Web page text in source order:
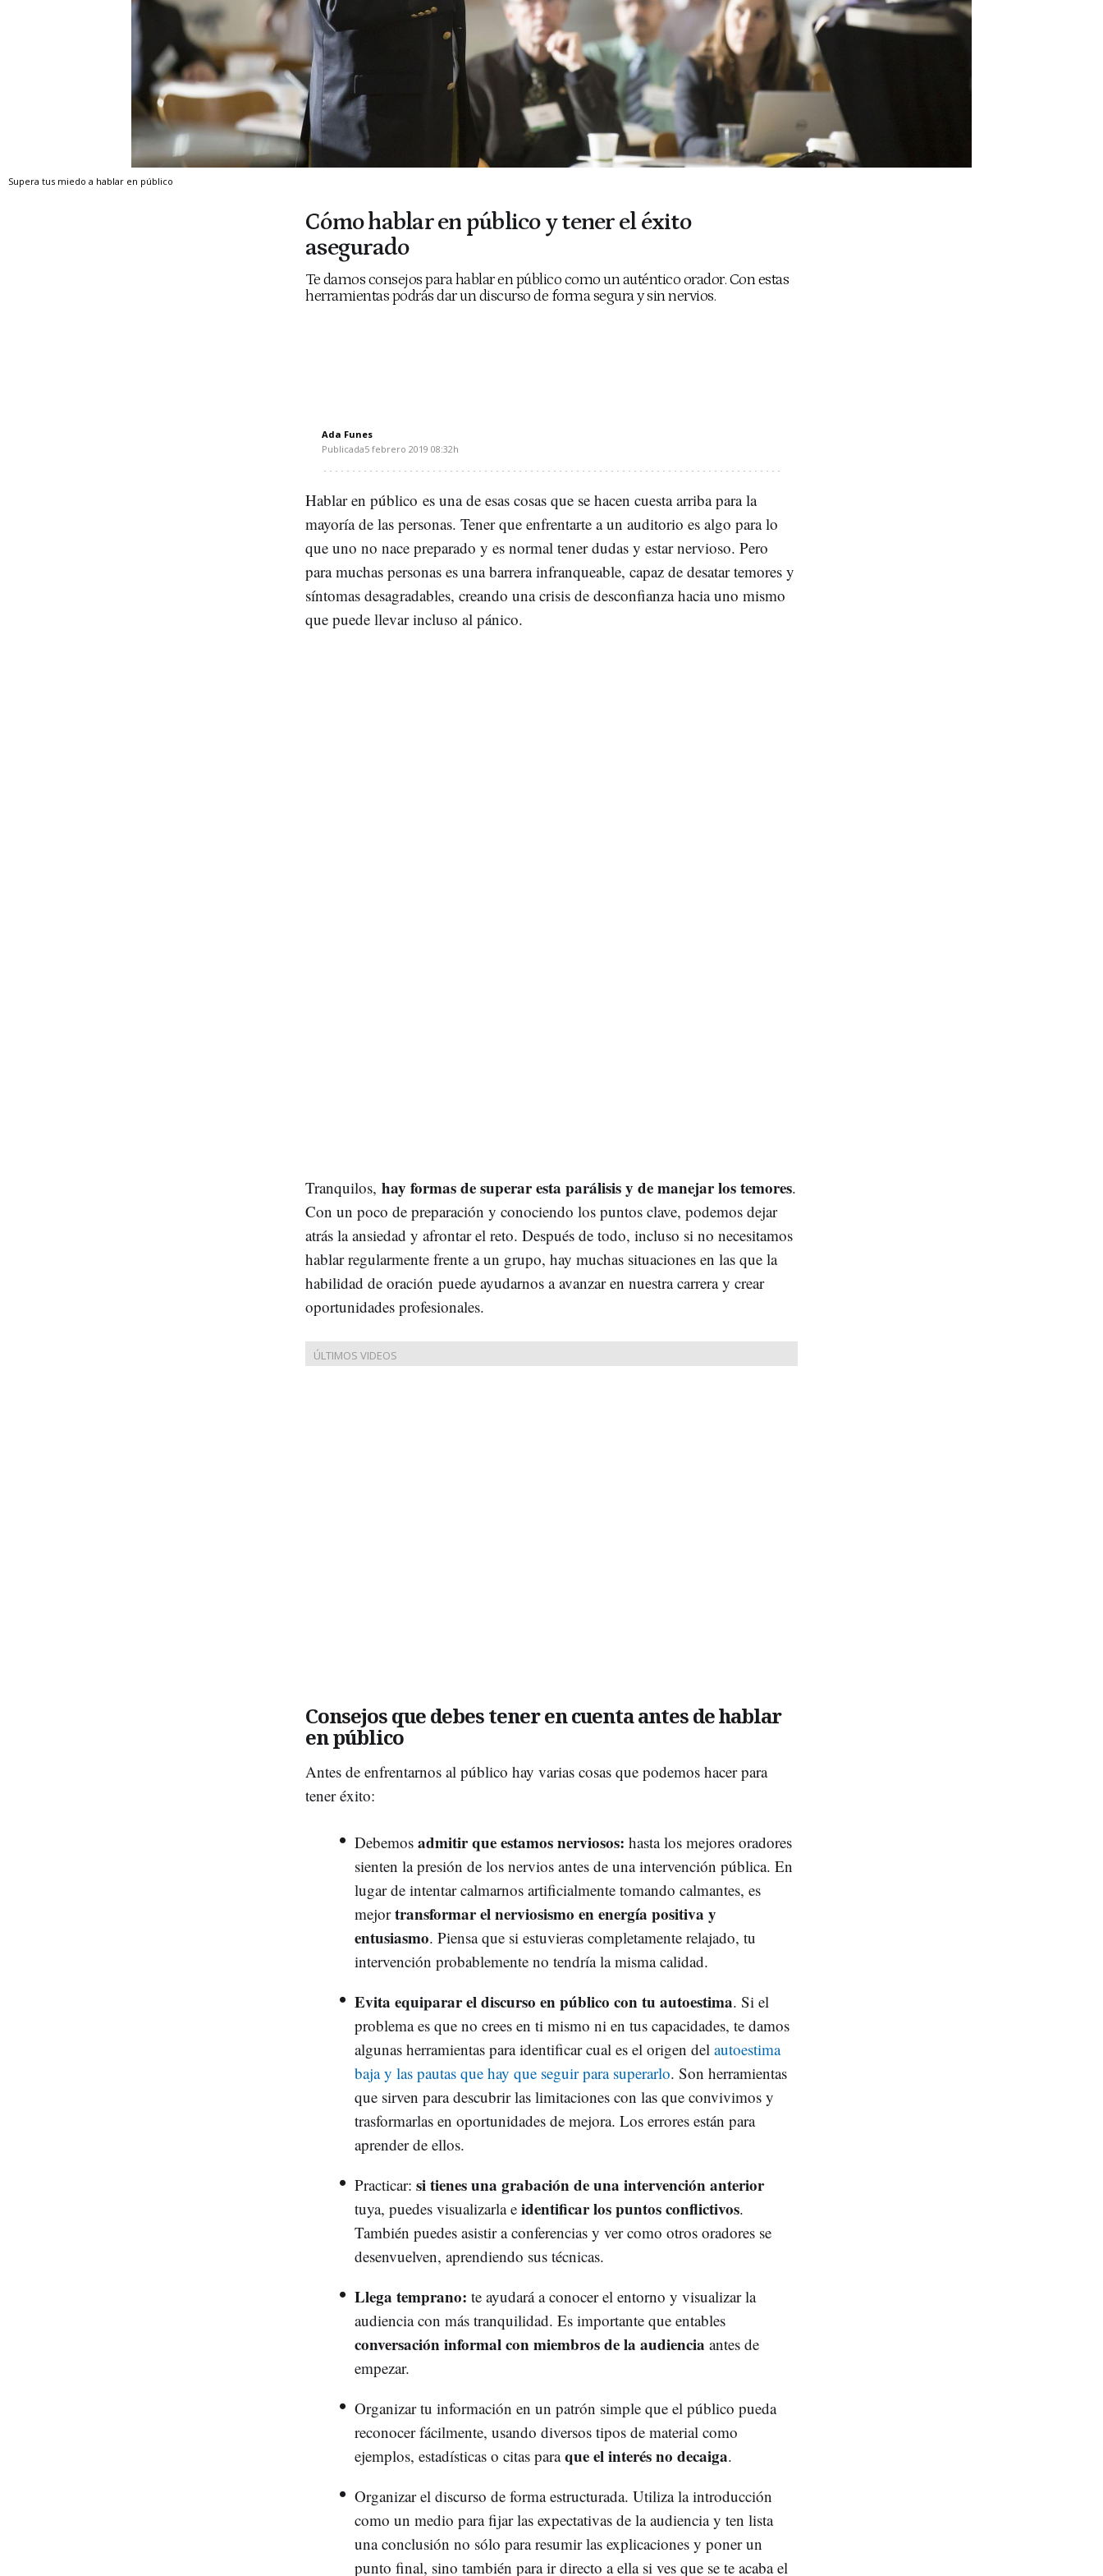
Supera tus miedo a hablar en público
Cómo hablar en público y tener el éxito
asegurado
Te damos consejos para hablar en público como un auténtico orador. Con estas
herramientas podrás dar un discurso de forma segura y sin nervios.
Ada Funes
Publicada5 febrero 2019 08:32h
Hablar en público es una de esas cosas que se hacen cuesta arriba para la
mayoría de las personas. Tener que enfrentarte a un auditorio es algo para lo
que uno no nace preparado y es normal tener dudas y estar nervioso. Pero
para muchas personas es una barrera infranqueable, capaz de desatar temores y
síntomas desagradables, creando una crisis de desconfianza hacia uno mismo
que puede llevar incluso al pánico.
Tranquilos, hay formas de superar esta parálisis y de manejar los temores.
Con un poco de preparación y conociendo los puntos clave, podemos dejar
atrás la ansiedad y afrontar el reto. Después de todo, incluso si no necesitamos
hablar regularmente frente a un grupo, hay muchas situaciones en las que la
habilidad de oración puede ayudarnos a avanzar en nuestra carrera y crear
oportunidades profesionales.
Consejos que debes tener en cuenta antes de hablar
en público
Antes de enfrentarnos al público hay varias cosas que podemos hacer para
tener éxito:
Debemos admitir que estamos nerviosos: hasta los mejores oradores
sienten la presión de los nervios antes de una intervención pública. En
lugar de intentar calmarnos artificialmente tomando calmantes, es
mejortransformar el nerviosismo en energía positiva y
entusiasmo. Piensa que si estuvieras completamente relajado, tu
intervención probablemente no tendría la misma calidad.
Evita equiparar el discurso en público con tu autoestima. Si el
problema es que no crees en ti mismo ni en tus capacidades, te damos
algunas herramientas para identificar cual es el origen del autoestima
baja y las pautas que hay que seguir para superarlo. Son herramientas
que sirven para descubrir las limitaciones con las que convivimos y
trasformarlas en oportunidades de mejora. Los errores están para
aprender de ellos.
Practicar: si tienes una grabación de una intervención anterior
tuya, puedes visualizarla e identificar los puntos conflictivos.
También puedes asistir a conferencias y ver como otros oradores se
desenvuelven, aprendiendo sus técnicas.
Llega temprano: te ayudará a conocer el entorno y visualizar la
audiencia con más tranquilidad. Es importante que entables
conversación informal con miembros de la audiencia antes de
empezar.
Organizar tu información en un patrón simple que el público pueda
reconocer fácilmente, usando diversos tipos de material como
ejemplos, estadísticas o citas paraque el interés no decaiga.
Organizar el discurso de forma estructurada. Utiliza la introducción
como un medio para fijar las expectativas de la audiencia y ten lista
una conclusión no sólo para resumir las explicaciones y poner un
punto final, sino también para ir directo a ella si ves que se te acaba el